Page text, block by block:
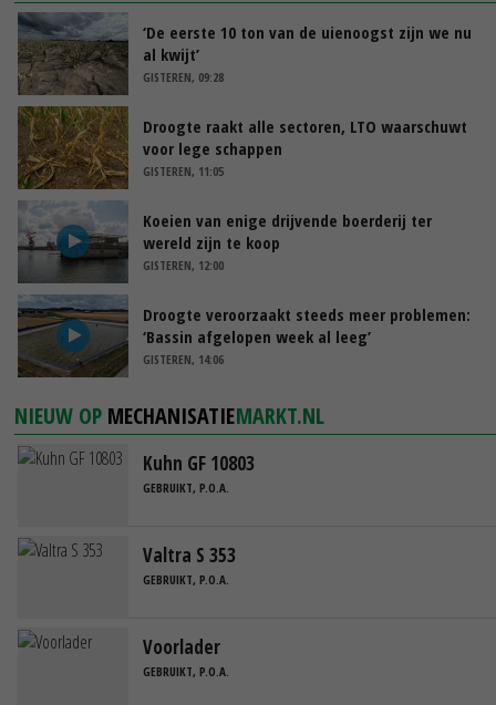
‘De eerste 10 ton van de uienoogst zijn we nu
al kwijt’
GISTEREN, 09:28
Droogte raakt alle sectoren, LTO waarschuwt
voor lege schappen
GISTEREN, 11:05
Koeien van enige drijvende boerderij ter
wereld zijn te koop
GISTEREN, 12:00
Droogte veroorzaakt steeds meer problemen:
‘Bassin afgelopen week al leeg’
GISTEREN, 14:06
NIEUW OP MECHANISATIEMARKT.NL
Kuhn GF 10803
GEBRUIKT, P.O.A.
Valtra S 353
GEBRUIKT, P.O.A.
Voorlader
GEBRUIKT, P.O.A.